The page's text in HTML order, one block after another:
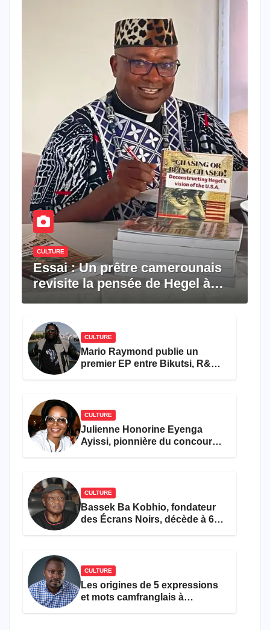
CULTURE
Essai : Un prêtre camerounais
revisite la pensée de Hegel à
CULTURE
Mario Raymond publie un
premier EP entre Bikutsi, R&B
CULTURE
Julienne Honorine Eyenga
Ayissi, pionnière du concours
CULTURE
Bassek Ba Kobhio, fondateur
des Écrans Noirs, décède à 69
CULTURE
Les origines de 5 expressions
et mots camfranglais à